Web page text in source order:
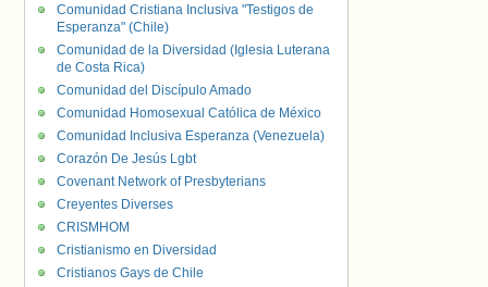
Comunidad Cristiana Inclusiva "Testigos de
Esperanza" (Chile)
Comunidad de la Diversidad (Iglesia Luterana
de Costa Rica)
Comunidad del Discípulo Amado
Comunidad Homosexual Católica de México
Comunidad Inclusiva Esperanza (Venezuela)
Corazón De Jesús Lgbt
Covenant Network of Presbyterians
Creyentes Diverses
CRISMHOM
Cristianismo en Diversidad
Cristianos Gays de Chile